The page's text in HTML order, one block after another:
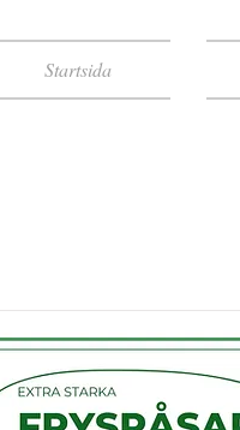
Startsida